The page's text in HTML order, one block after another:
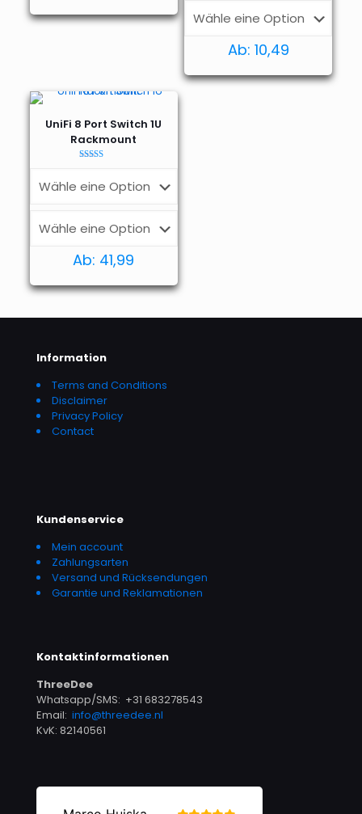
von 5
Ab: 10,49
UniFi 8 Port Switch 1U
Rackmount
von 5
Ab: 41,99
Information
Terms and Conditions
Disclaimer
Privacy Policy
Contact
Kundenservice
Mein account
Zahlungsarten
Versand und Rücksendungen
Garantie und Reklamationen
Kontaktinformationen
ThreeDee
Whatsapp/SMS: +31 683278543
Email: info@threedee.nl
KvK: 82140561